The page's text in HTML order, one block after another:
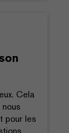
Cela
pour les